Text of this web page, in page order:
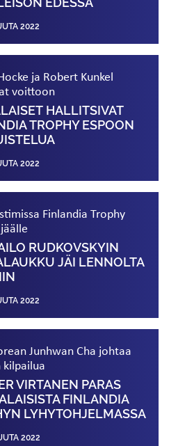
2022
ja Robert Kunkel
voittoon
HALLITSIVAT
TROPHY ESPOON
2022
Finlandia Trophy
RUDKOVSKYIN
JÄI LENNOLTA
2022
Junhwan Cha johtaa
kilpailua
VIRTANEN PARAS
FINLANDIA
LYHYT­OHJELMASSA
2022